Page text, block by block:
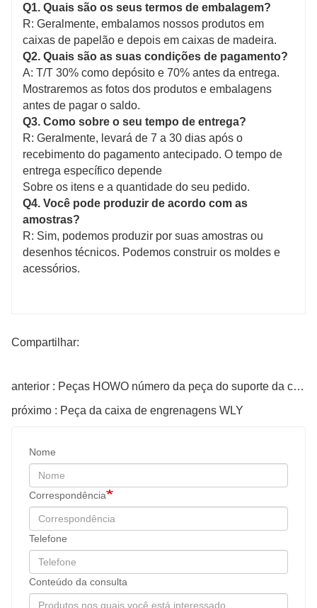
Q1. Quais são os seus termos de embalagem?
R: Geralmente, embalamos nossos produtos em
caixas de papelão e depois em caixas de madeira.
Q2. Quais são as suas condições de pagamento?
A: T/T 30% como depósito e 70% antes da entrega.
Mostraremos as fotos dos produtos e embalagens
antes de pagar o saldo.
Q3. Como sobre o seu tempo de entrega?
R: Geralmente, levará de 7 a 30 dias após o
recebimento do pagamento antecipado. O tempo de
entrega específico depende
Sobre os itens e a quantidade do seu pedido.
Q4. Você pode produzir de acordo com as
amostras?
R: Sim, podemos produzir por suas amostras ou
desenhos técnicos. Podemos construir os moldes e
acessórios.
Compartilhar:
anterior : Peças HOWO número da peça do suporte da câmara de freio Az9231340042
próximo : Peça da caixa de engrenagens WLY
Nome
Correspondência
Telefone
Conteúdo da consulta